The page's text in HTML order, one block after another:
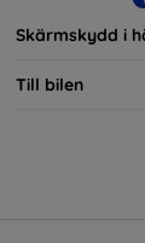
Skärmskydd i
Till bilen